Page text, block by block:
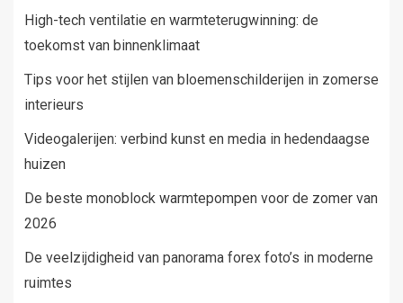
High-tech ventilatie en warmteterugwinning: de
toekomst van binnenklimaat
Tips voor het stijlen van bloemenschilderijen in zomerse
interieurs
Videogalerijen: verbind kunst en media in hedendaagse
huizen
De beste monoblock warmtepompen voor de zomer van
2026
De veelzijdigheid van panorama forex foto’s in moderne
ruimtes